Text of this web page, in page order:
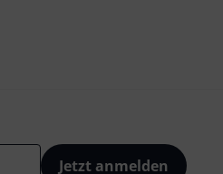
Jetzt anmelden